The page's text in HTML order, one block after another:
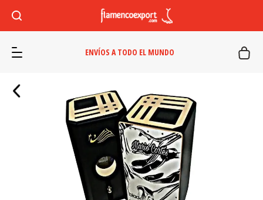
ENVÍOS A TODO EL MUNDO